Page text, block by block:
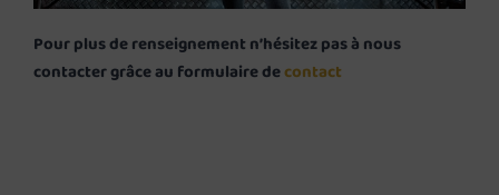
Pour plus de renseignement n’hésitez pas à nous
contacter grâce au formulaire decontact